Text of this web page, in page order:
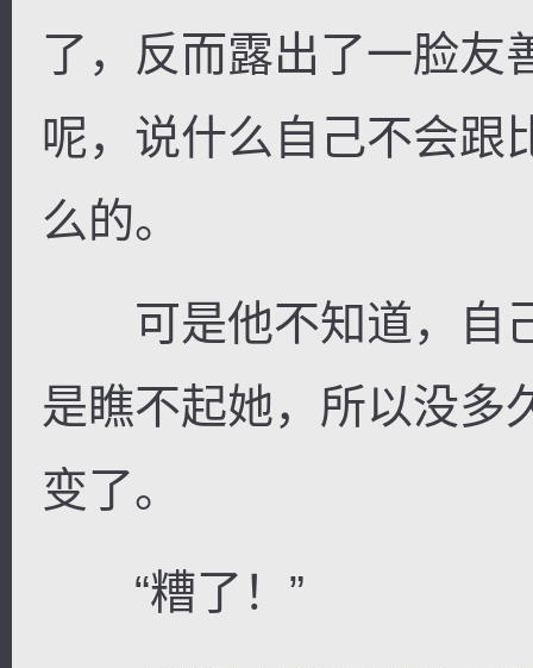
了，反而露出了一脸友
呢，说什么自己不会跟
么的。
可是他不知道，自
是瞧不起她，所以没多
变了。
“糟了！”